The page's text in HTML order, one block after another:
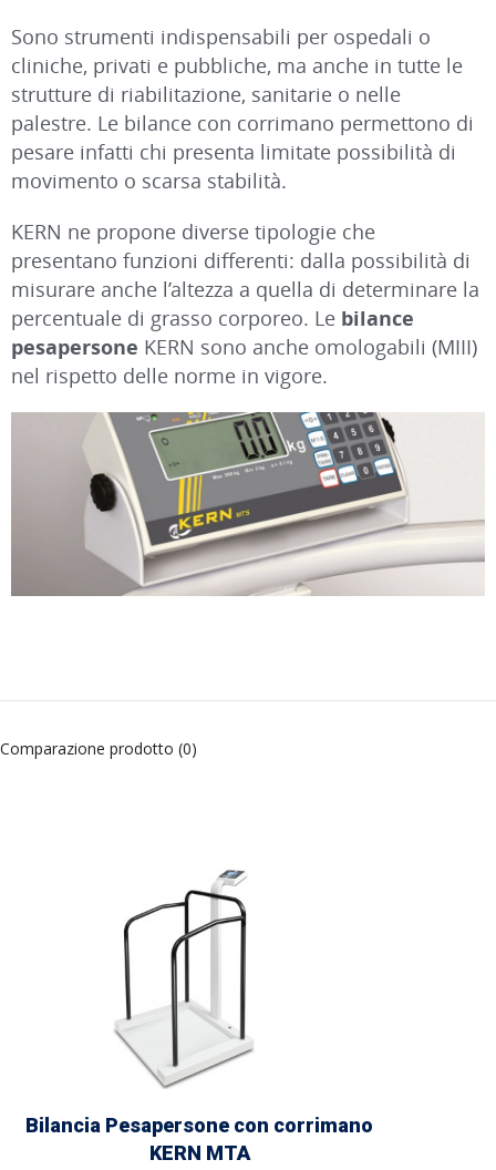
Sono strumenti indispensabili per ospedali o
cliniche, privati e pubbliche, ma anche in tutte le
strutture di riabilitazione, sanitarie o nelle
palestre. Le bilance con corrimano permettono di
pesare infatti chi presenta limitate possibilità di
movimento o scarsa stabilità.
KERN ne propone diverse tipologie che
presentano funzioni differenti: dalla possibilità di
misurare anche l’altezza a quella di determinare la
percentuale di grasso corporeo. Le bilance
pesapersone KERN sono anche omologabili (MIII)
nel rispetto delle norme in vigore.
Comparazione prodotto (0)
Bilancia Pesapersone con corrimano
KERN MTA